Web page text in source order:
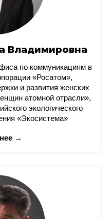
Владимировна
по коммуникациям в
«Росатом»,
и развития женских
атомной отрасли»,
экологического
«Экосистема»
→